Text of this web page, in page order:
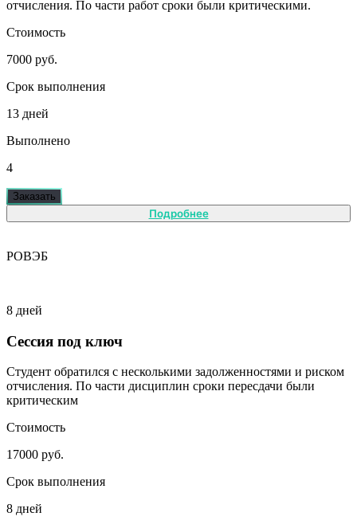
отчисления. По части работ сроки были критическими.
Стоимость
7000 руб.
Срок выполнения
13 дней
Выполнено
4
Заказать
Подробнее
РОВЭБ
8 дней
Сессия под ключ
Студент обратился с несколькими задолженностями и риском
отчисления. По части дисциплин сроки пересдачи были
критическим
Стоимость
17000 руб.
Срок выполнения
8 дней